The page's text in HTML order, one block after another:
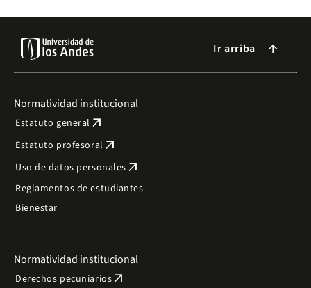
Ir arriba arrow_forward
Normatividad institucional
Estatuto general arrow_outward
Estatuto profesoral arrow_outward
Uso de datos personales arrow_outward
Reglamentos de estudiantes
Bienestar
Normatividad institucional
Derechos pecuniariosarrow_outward